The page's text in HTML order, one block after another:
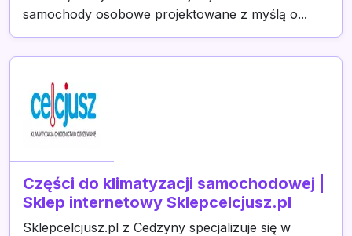
samochody osobowe projektowane z myślą o...
Części do klimatyzacji samochodowej |
Sklep internetowy Sklepcelcjusz.pl
Sklepcelcjusz.pl z Cedzyny specjalizuje się w